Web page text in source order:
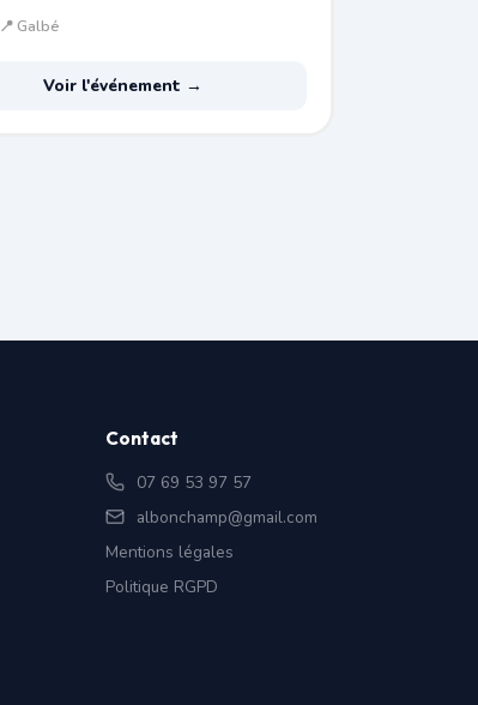
📍 Galbé
Voir l'événement →
Contact
07 69 53 97 57
albonchamp@gmail.com
Mentions légales
Politique RGPD